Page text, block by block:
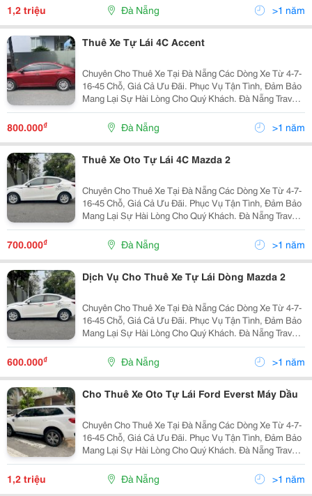
1,2 triệu Đà Nẵng >1 năm
Thuê Xe Tự Lái 4C Accent
Chuyên Cho Thuê Xe Tại Đà Nẵng Các Dòng Xe Từ 4-7-
16-45 Chỗ, Giá Cả Ưu Đãi. Phục Vụ Tận Tình, Đảm Bảo
Mang Lại Sự Hài Lòng Cho Quý Khách. Đà Nẵng Travel
Car Chúng Tôi Chuyên Cung Cấp Các Dịch Vụ Như Sau:
800.000₫ Đà Nẵng >1 năm
Thuê Xe Oto Tự Lái 4C Mazda 2
Chuyên Cho Thuê Xe Tại Đà Nẵng Các Dòng Xe Từ 4-7-
16-45 Chỗ, Giá Cả Ưu Đãi. Phục Vụ Tận Tình, Đảm Bảo
Mang Lại Sự Hài Lòng Cho Quý Khách. Đà Nẵng Travel
Car Chúng Tôi Chuyên Cung Cấp Các Dịch Vụ Như Sau:
700.000₫ Đà Nẵng >1 năm
Dịch Vụ Cho Thuê Xe Tự Lái Dòng Mazda 2
Chuyên Cho Thuê Xe Tại Đà Nẵng Các Dòng Xe Từ 4-7-
16-45 Chỗ, Giá Cả Ưu Đãi. Phục Vụ Tận Tình, Đảm Bảo
Mang Lại Sự Hài Lòng Cho Quý Khách. Đà Nẵng Travel
Car Chúng Tôi Chuyên Cung Cấp Các Dịch Vụ Như Sau:
600.000₫ Đà Nẵng >1 năm
Cho Thuê Xe Oto Tự Lái Ford Everst Máy Dầu
Chuyên Cho Thuê Xe Tại Đà Nẵng Các Dòng Xe Từ 4-7-
16-45 Chỗ, Giá Cả Ưu Đãi. Phục Vụ Tận Tình, Đảm Bảo
Mang Lại Sự Hài Lòng Cho Quý Khách. Đà Nẵng Travel
Car Chúng Tôi Chuyên Cung Cấp Các Dịch Vụ Như Sau:
1,2 triệu Đà Nẵng >1 năm